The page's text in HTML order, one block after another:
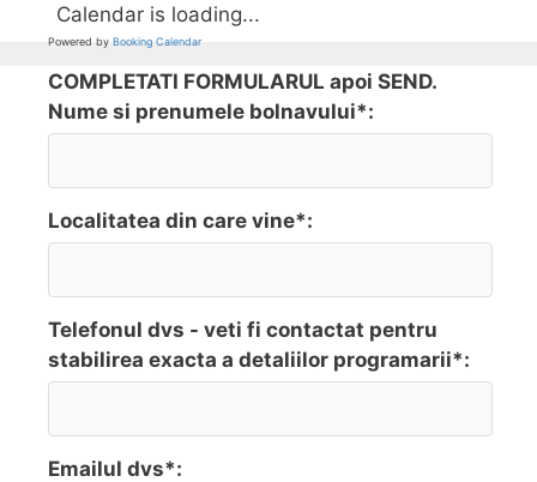
Calendar is loading...
Powered by Booking Calendar
COMPLETATI FORMULARUL apoi SEND.
Nume si prenumele bolnavului*:
Localitatea din care vine*:
Telefonul dvs - veti fi contactat pentru
stabilirea exacta a detaliilor programarii*:
Emailul dvs*: